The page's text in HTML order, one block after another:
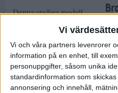
Vi
Vi och våra partners levenrorer
information på en enhet, till
personuppgifter, såsom unika
standardinformation som
annonsering och innehåll,
6
Denna stadiga modell
som alltid brukar komma
högt i alla tester håller inte
riktigt måttet i år. Trots de
olika innovationerna med
"crash pad" i hälen och den så
och framfot uppfattas skon som